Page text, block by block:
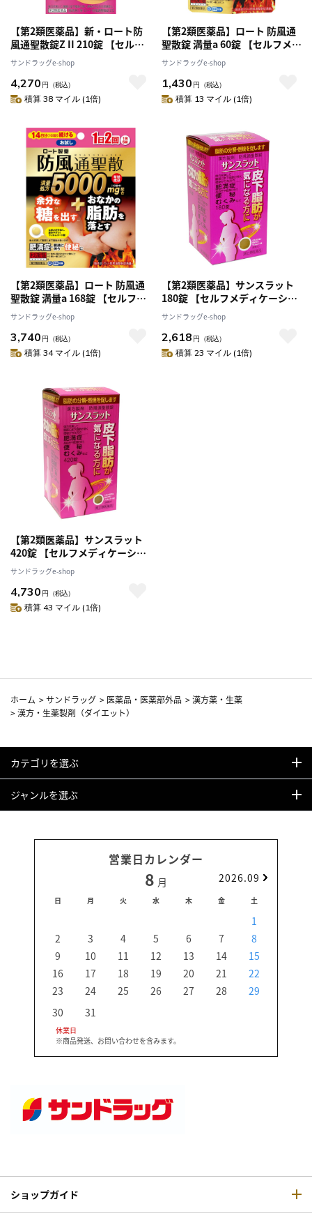
【第2類医薬品】新・ロート防
風通聖散錠Z II 210錠 【セルフ
メディケーション税制対象】
サンドラッグe-shop
4,270 円 （税込）
積算 38 マイル (1倍)
【第2類医薬品】ロート 防風通
聖散錠 満量a 60錠 【セルフメデ
ィケーション税制対象】
サンドラッグe-shop
1,430 円 （税込）
積算 13 マイル (1倍)
【第2類医薬品】ロート 防風通
聖散錠 満量a 168錠 【セルフメ
ディケーション税制対象】
サンドラッグe-shop
3,740 円 （税込）
積算 34 マイル (1倍)
【第2類医薬品】サンスラット
180錠 【セルフメディケーショ
ン税制対象】
サンドラッグe-shop
2,618 円 （税込）
積算 23 マイル (1倍)
【第2類医薬品】サンスラット
420錠 【セルフメディケーショ
ン税制対象】
サンドラッグe-shop
4,730 円 （税込）
積算 43 マイル (1倍)
ホーム >サンドラッグ > 医薬品・医薬部外品 >漢方薬・生薬
>漢方・生薬製剤（ダイエット）
カテゴリを選ぶ
ジャンルを選ぶ
営業日カレンダー
8 月 2026.09
日 月 火 水 木 金 土
1
2
3 4 5 6 7
8
9
10 11 12 13 14
15
16
17 18 19 20 21
22
23
24 25 26 27 28
29
30
31
休業日
※商品発送、お問い合わせを含みます。
ショップガイド